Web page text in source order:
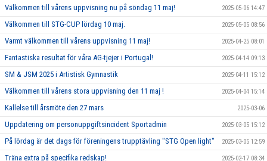
Välkommen till vårens uppvisning nu på söndag 11 maj! 2025-05-06 14:47
Välkommen till STG-CUP lördag 10 maj. 2025-05-05 08:56
Varmt välkommen till vårens uppvisning 11 maj! 2025-04-25 08:01
Fantastiska resultat för våra AG-tjejer i Portugal! 2025-04-14 09:13
SM & JSM 2025 i Artistisk Gymnastik 2025-04-11 15:12
Välkommen till vårens stora uppvisning den 11 maj ! 2025-04-04 15:14
Kallelse till årsmöte den 27 mars 2025-03-06
Uppdatering om personuppgiftsincident Sportadmin 2025-03-05 15:12
På lördag är det dags för föreningens trupptävling "STG Open light" 2025-03-05 12:59
Träna extra på specifika redskap! 2025-02-17 08:34